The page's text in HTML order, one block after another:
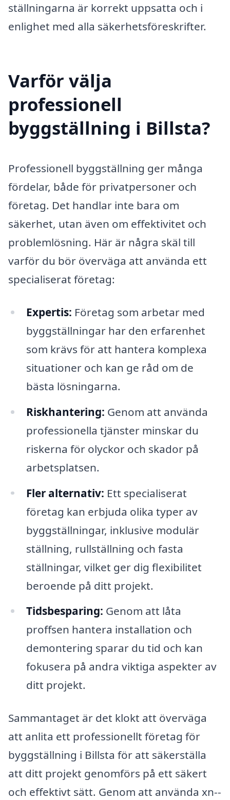
ställningarna är korrekt uppsatta och i
enlighet med alla säkerhetsföreskrifter.
Varför välja
professionell
byggställning i Billsta?
Professionell byggställning ger många
fördelar, både för privatpersoner och
företag. Det handlar inte bara om
säkerhet, utan även om effektivitet och
problemlösning. Här är några skäl till
varför du bör överväga att använda ett
specialiserat företag:
Expertis: Företag som arbetar med
byggställningar har den erfarenhet
som krävs för att hantera komplexa
situationer och kan ge råd om de
bästa lösningarna.
Riskhantering: Genom att använda
professionella tjänster minskar du
riskerna för olyckor och skador på
arbetsplatsen.
Fler alternativ: Ett specialiserat
företag kan erbjuda olika typer av
byggställningar, inklusive modulär
ställning, rullställning och fasta
ställningar, vilket ger dig flexibilitet
beroende på ditt projekt.
Tidsbesparing: Genom att låta
proffsen hantera installation och
demontering sparar du tid och kan
fokusera på andra viktiga aspekter av
ditt projekt.
Sammantaget är det klokt att överväga
att anlita ett professionellt företag för
byggställning i Billsta för att säkerställa
att ditt projekt genomförs på ett säkert
och effektivt sätt. Genom att använda xn--